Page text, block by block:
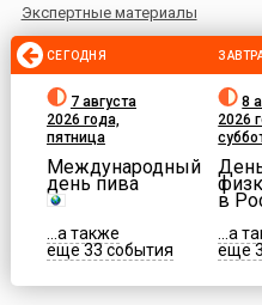
Экспертные материалы
СЕГОДНЯ
7 августа
2026 года,
пятница
Международный
день пива
...а также
еще 33 события
8
2026
в
...а
еще